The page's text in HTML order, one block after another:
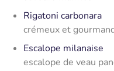
Rigatoni carbonara
crémeux et
Escalope milanaise
escalope de veau